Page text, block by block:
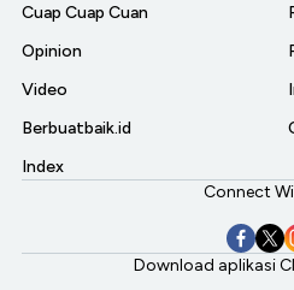
Cuap Cuap Cuan
Opinion
Video
Berbuatbaik.id
Index
Connect
Download aplikasi